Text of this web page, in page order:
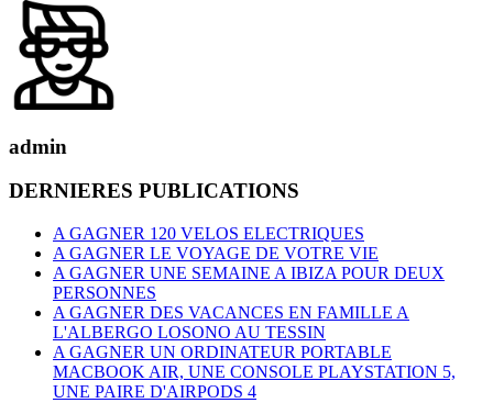
admin
DERNIERES PUBLICATIONS
A GAGNER 120 VELOS ELECTRIQUES
A GAGNER LE VOYAGE DE VOTRE VIE
A GAGNER UNE SEMAINE A IBIZA POUR DEUX
PERSONNES
A GAGNER DES VACANCES EN FAMILLE A
L'ALBERGO LOSONO AU TESSIN
A GAGNER UN ORDINATEUR PORTABLE
MACBOOK AIR, UNE CONSOLE PLAYSTATION 5,
UNE PAIRE D'AIRPODS 4